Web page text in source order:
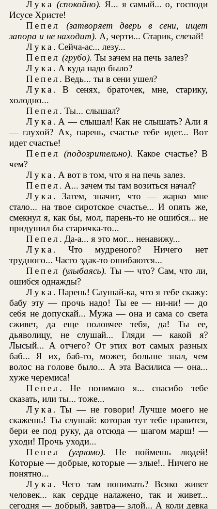
Лука (спокойно). Я... я самый... о, господи
Исусе Христе!
Пепел
(затворяет дверь в сени, ищет
запора и не находит). А, черти... Старик, слезай!
Лука . Сейча-ас... лезу...
Пепел (грубо). Ты зачем на печь залез?
Лука . А куда надо было?
Пепел . Ведь... ты в сени ушел?
Лука . В сенях, браточек, мне, старику,
холодно...
Пепел . Ты... слышал?
Лука . А — слышал! Как не слышать? Али я
— глухой? Ах, парень, счастье тебе идет... Вот
идет счастье!
Пепел
(подозрительно). Какое счастье? В
чем?
Лука . А вот в том, что я на печь залез.
Пепел . А... зачем ты там возиться начал?
Лука . Затем, значит, что — жарко мне
стало... на твое сиротское счастье... И опять же,
смекнул я, как бы, мол, парень-то не ошибся... не
придушил бы старичка-то...
Пепел . Да-а... я это мог... ненавижу...
Лука . Что мудреного? Ничего нет
трудного... Часто эдак-то ошибаются...
Пепел (улыбаясь). Ты — что? Сам, что ли,
ошибся однажды?
Лука . Парень! Слушай-ка, что я тебе скажу:
бабу эту — прочь надо! Ты ее — ни-ни! — до
себя не допускай... Мужа — она и сама со света
сживет, да еще половчее тебя, да! Ты ее,
дьяволицу, не слушай... Гляди — какой я?
Лысый... А отчего? От этих вот самых разных
баб... Я их, баб-то, может, больше знал, чем
волос на голове было... А эта Василиса — она...
хуже черемиса!
Пепел . Не понимаю я... спасибо тебе
сказать, или ты... тоже...
Лука . Ты — не говори! Лучше моего не
скажешь! Ты слушай: которая тут тебе нравится,
бери ее под руку, да отсюда — шагом марш! —
уходи! Прочь уходи...
Пепел
(угрюмо).
Не поймешь людей!
Которые — добрые, которые — злые!.. Ничего не
понятно...
Лука . Чего там понимать? Всяко живет
человек... как сердце налажено, так и живет...
сегодня — добрый, завтра— злой... А коли девка